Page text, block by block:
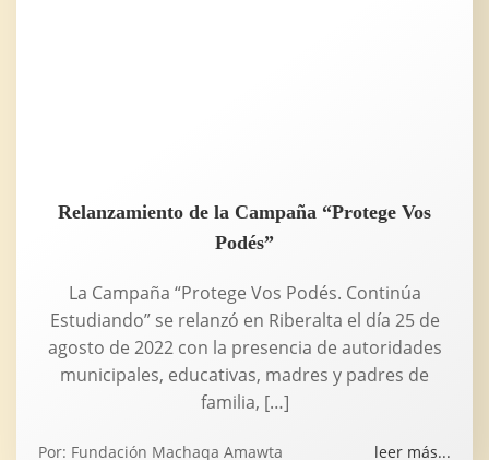
Relanzamiento de la Campaña “Protege Vos
Podés”
La Campaña “Protege Vos Podés. Continúa
Estudiando” se relanzó en Riberalta el día 25 de
agosto de 2022 con la presencia de autoridades
municipales, educativas, madres y padres de
familia, […]
Por: Fundación Machaqa Amawta leer más...